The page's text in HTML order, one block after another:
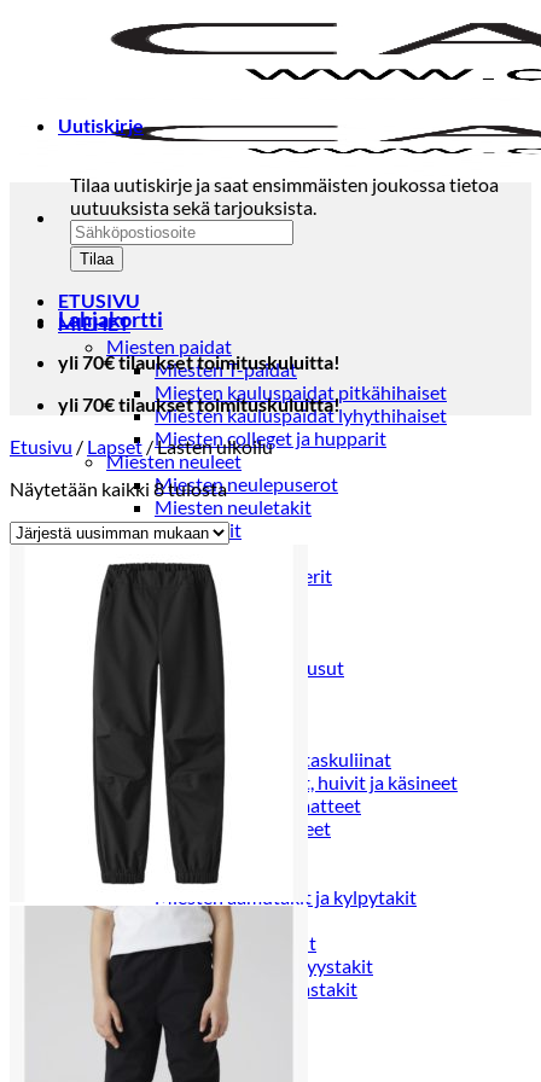
ETUSIVU
MIEHET
Miesten paidat
Miesten T-paidat
Miesten kauluspaidat pitkähihaiset
Miesten kauluspaidat lyhythihaiset
Miesten colleget ja hupparit
Miesten neuleet
Miesten neulepuserot
Miesten neuletakit
Puvut ja blazerit
Puvut
Puvuntakit ja blazerit
Miesten housut
Miesten housut
Miesten farkut
Miesten collegehousut
Miesten shortsit
Miesten asusteet
Vyöt ja olkaimet
Solmiot, rusetit ja taskuliinat
Miesten päähineet, huivit ja käsineet
Miesten yöasut ja alusvaatteet
Miesten alusvaatteet
Miesten sukat
Miesten yöasut
Miesten aamutakit ja kylpytakit
Miesten takit
Miesten nahkatakit
Miesten kevät-ja syystakit
Miesten villakangastakit
Miesten talvitakit
NAISET
Naisten paidat
Uutiskirje
Tilaa uutiskirje ja saat ensimmäisten joukossa tietoa
uutuuksista sekä tarjouksista.
Lahjakortti
yli 70€ tilaukset toimituskuluitta!
yli 70€ tilaukset toimituskuluitta!
Etusivu / Lapset /Lasten ulkoilu
Näytetään kaikki 8 tulostaSorted
by
latest